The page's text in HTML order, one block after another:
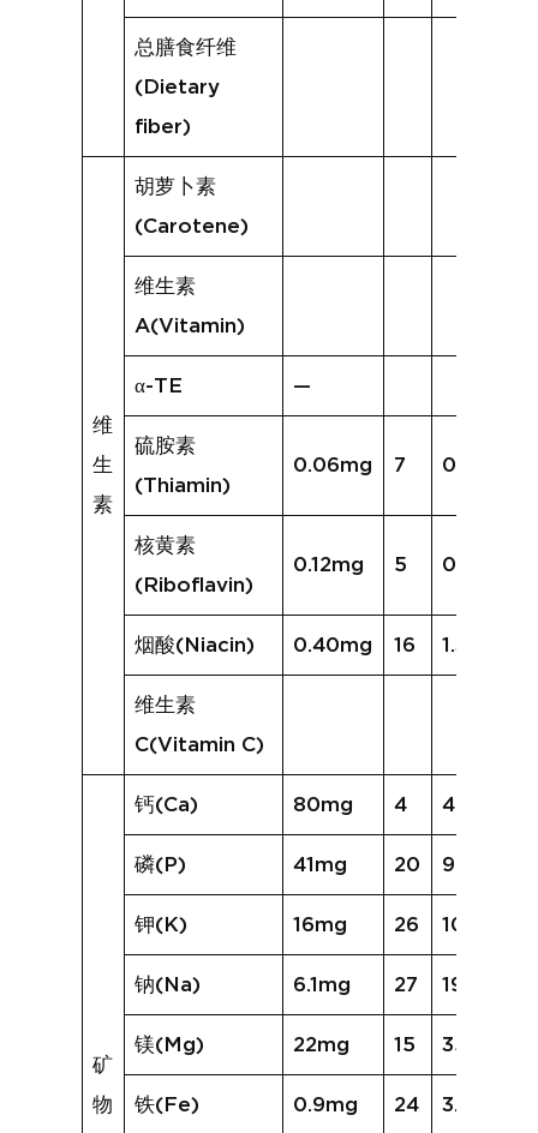
总膳食纤维
(Dietary
fiber)
维
生
素
胡萝卜素
(Carotene)
维生素
A(Vitamin)
α-TE —
硫胺素
(Thiamin)
0.06mg 7 0.05mg
核黄素
(Riboflavin)
0.12mg 5 0.05mg
烟酸(Niacin) 0.40mg 16 1.33mg
维生素
C(Vitamin C)
矿
物
钙(Ca) 80mg 4 45mg
磷(P) 41mg 20 95mg
钾(K) 16mg 26 104mg
钠(Na) 6.1mg 27 193.3mg
镁(Mg) 22mg 15 35mg
铁(Fe) 0.9mg 24 3.6mg